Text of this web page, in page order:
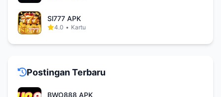
Sl777 APK
4.0 • Kartu
Postingan Terbaru
BWO888 APK